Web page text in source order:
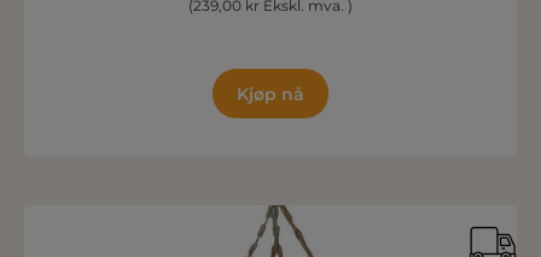
(239,00 kr Ekskl. mva. )
Kjøp nå